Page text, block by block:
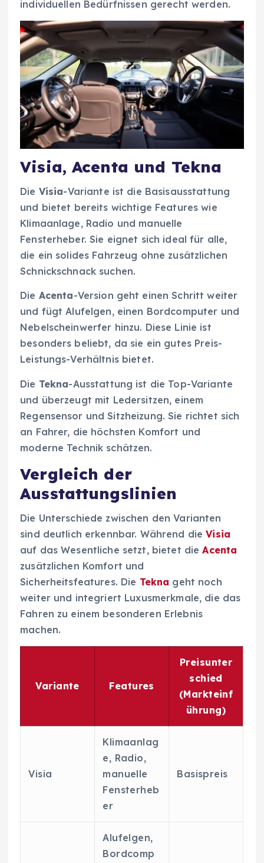
individuellen Bedürfnissen gerecht werden.
Visia, Acenta und Tekna
Die Visia-Variante ist die Basisausstattung
und bietet bereits wichtige Features wie
Klimaanlage, Radio und manuelle
Fensterheber. Sie eignet sich ideal für alle,
die ein solides Fahrzeug ohne zusätzlichen
Schnickschnack suchen.
Die Acenta-Version geht einen Schritt weiter
und fügt Alufelgen, einen Bordcomputer und
Nebelscheinwerfer hinzu. Diese Linie ist
besonders beliebt, da sie ein gutes Preis-
Leistungs-Verhältnis bietet.
Die Tekna-Ausstattung ist die Top-Variante
und überzeugt mit Ledersitzen, einem
Regensensor und Sitzheizung. Sie richtet sich
an Fahrer, die höchsten Komfort und
moderne Technik schätzen.
Vergleich der
Ausstattungslinien
Die Unterschiede zwischen den Varianten
sind deutlich erkennbar. Während dieVisia
auf das Wesentliche setzt, bietet dieAcenta
zusätzlichen Komfort und
Sicherheitsfeatures. Die Tekna geht noch
weiter und integriert Luxusmerkmale, die das
Fahren zu einem besonderen Erlebnis
machen.
Variante Features
Preisunter
schied
(Markteinf
ührung)
Visia
Klimaanlag
e, Radio,
manuelle
Fensterheb
er
Basispreis
Alufelgen,
Bordcomp